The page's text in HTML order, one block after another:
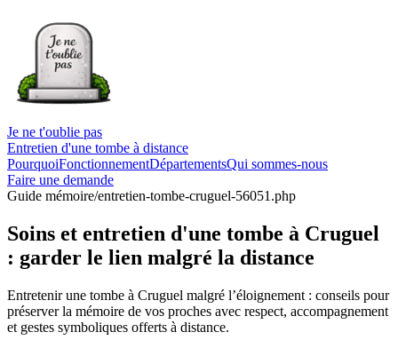
Je ne t'oublie pas
Entretien d'une tombe à distance
PourquoiFonctionnementDépartementsQui sommes-nous
Faire une demande
Guide mémoire/entretien-tombe-cruguel-56051.php
Soins et entretien d'une tombe à Cruguel
: garder le lien malgré la distance
Entretenir une tombe à Cruguel malgré l’éloignement : conseils pour
préserver la mémoire de vos proches avec respect, accompagnement
et gestes symboliques offerts à distance.